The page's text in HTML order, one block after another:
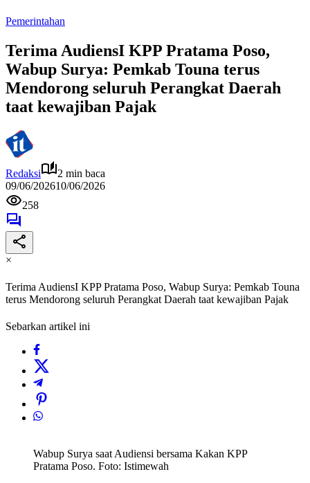
Pemerintahan
Terima AudiensI KPP Pratama Poso,
Wabup Surya: Pemkab Touna terus
Mendorong seluruh Perangkat Daerah
taat kewajiban Pajak
Redaksi
2 min baca
09/06/202610/06/2026
258
×
Terima AudiensI KPP Pratama Poso, Wabup Surya: Pemkab Touna
terus Mendorong seluruh Perangkat Daerah taat kewajiban Pajak
Sebarkan artikel ini
Wabup Surya saat Audiensi bersama Kakan KPP
Pratama Poso. Foto: Istimewah